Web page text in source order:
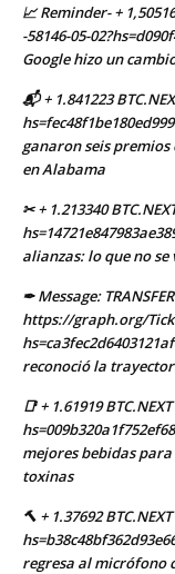
📈 Reminder- +
-58146-05-
Google hizo un
📬 + 1.841223
ganaron seis premios
en Alabama
✂ + 1.213340
alianzas: lo que no
✒ Message:
https://graph.org/
reconoció la
📑 + 1.61919
mejores bebidas
toxinas
🔨 + 1.37692
regresa al micrófono